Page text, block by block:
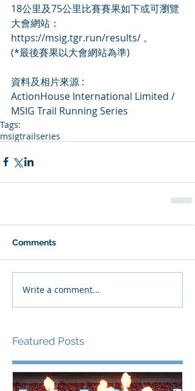
18公里及75公里比賽賽果如下或可瀏覽
大會網站：
https://msig.tgr.run/results/ 。
(*最後賽果以大會網站為準)
資料及相片來源 :
ActionHouse International Limited /
MSIG Trail Running Series
Tags:
msigtrailseries
Comments
Write a comment...
Featured Posts